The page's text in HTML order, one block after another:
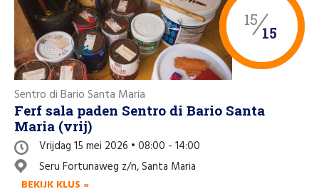
15
15
Sentro di Bario Santa Maria
Ferf sala paden Sentro di Bario Santa
Maria (vrij)
Vrijdag 15 mei 2026 • 08:00 - 14:00
Seru Fortunaweg z/n, Santa Maria
BEKIJK KLUS »